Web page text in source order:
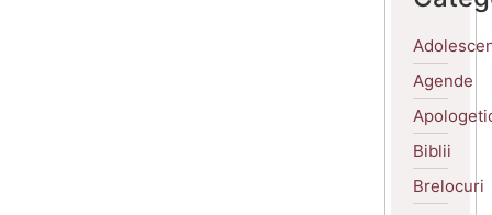
Agende
Biblii
Brelocuri